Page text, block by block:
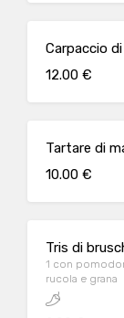
Carpaccio
12.00 €
Tartare di
10.00 €
Tris di
1 con
rucola e grana